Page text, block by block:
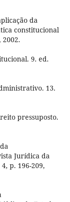
da
constitucional
9. ed.
13.
pressuposto.
Jurídica da
p. 196-209,